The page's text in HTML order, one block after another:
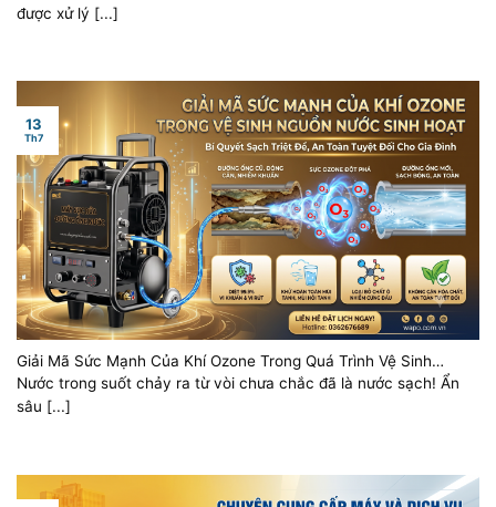
được xử lý [...]
Giải Mã Sức Mạnh Của Khí Ozone Trong Quá Trình Vệ Sinh
Nguồn Nước Sinh Hoạt
Nước trong suốt chảy ra từ vòi chưa chắc đã là nước sạch! Ẩn
sâu [...]
13
Th7